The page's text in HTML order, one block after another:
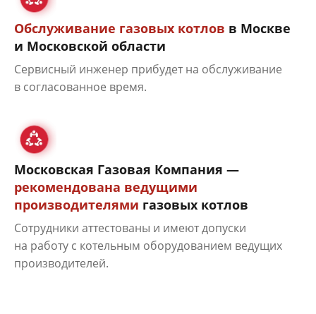
Обслуживание газовых котлов в Москве
и Московской области
Сервисный инженер прибудет на обслуживание
в согласованное время.
Московская Газовая Компания —
рекомендована ведущими
производителями газовых котлов
Сотрудники аттестованы и имеют допуски
на работу с котельным оборудованием ведущих
производителей.